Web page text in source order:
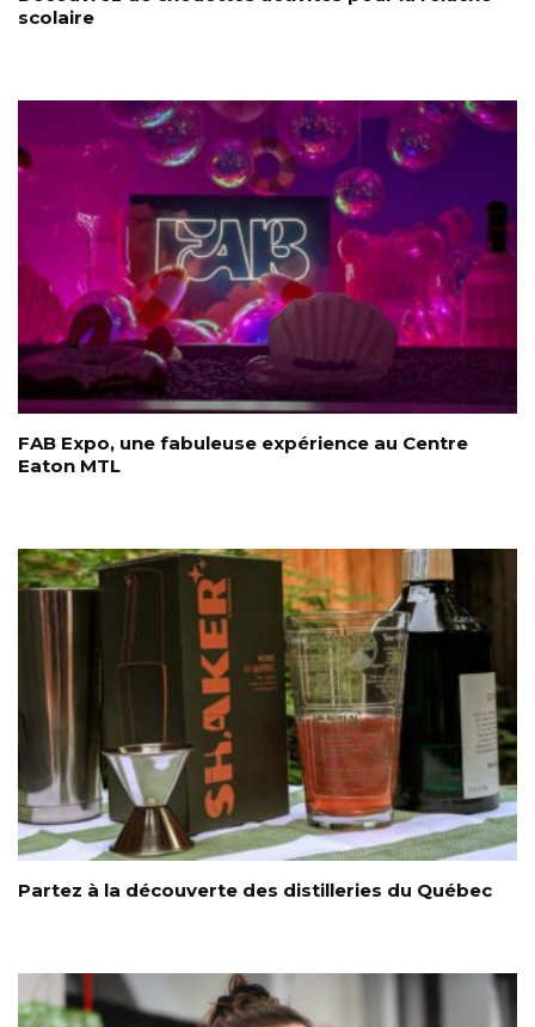
scolaire
FAB Expo, une fabuleuse expérience au Centre
Eaton MTL
Partez à la découverte des distilleries du Québec